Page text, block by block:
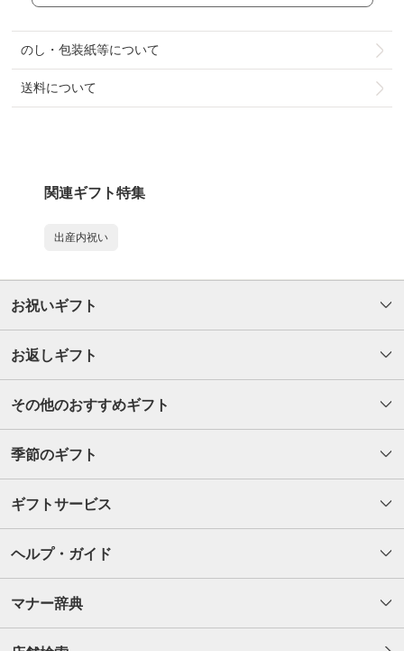
のし・包装紙等について
送料について
関連ギフト特集
出産内祝い
お祝いギフト
お返しギフト
その他のおすすめギフト
季節のギフト
ギフトサービス
ヘルプ・ガイド
マナー辞典